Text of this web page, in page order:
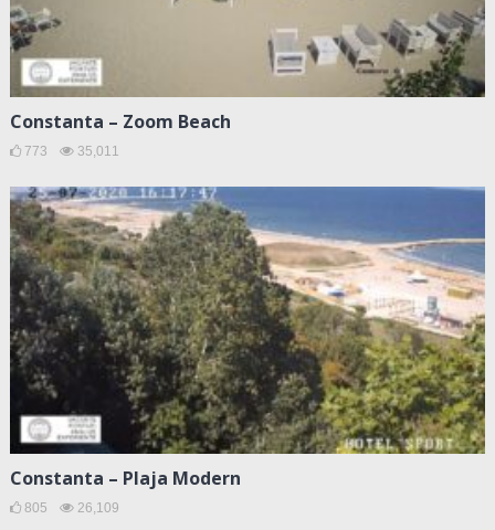
Constanta – Zoom Beach
773 35,011
Constanta – Plaja Modern
805 26,109